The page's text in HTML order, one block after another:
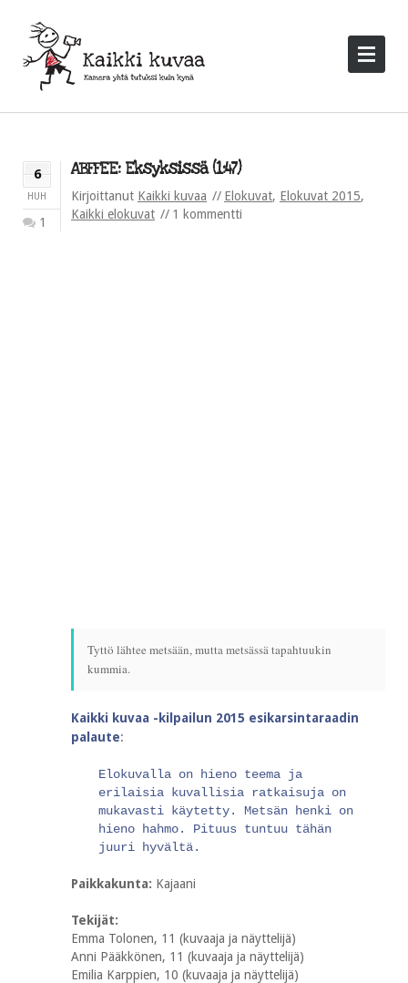
6
HUH
1
ABFFEE: Eksyksissä (1:47)
Kirjoittanut Kaikki kuvaa Elokuvat, Elokuvat 2015,
Kaikki elokuvat
1 kommentti
Tyttö lähtee metsään, mutta metsässä tapahtuukin
kummia.
Kaikki kuvaa -kilpailun 2015 esikarsintaraadin
palaute:
Elokuvalla on hieno teema ja
erilaisia kuvallisia ratkaisuja on
mukavasti käytetty. Metsän henki on
hieno hahmo. Pituus tuntuu tähän
juuri hyvältä.
Paikkakunta: Kajaani
Tekijät:
Emma Tolonen, 11 (kuvaaja ja näyttelijä)
Anni Pääkkönen, 11 (kuvaaja ja näyttelijä)
Emilia Karppien, 10 (kuvaaja ja näyttelijä)